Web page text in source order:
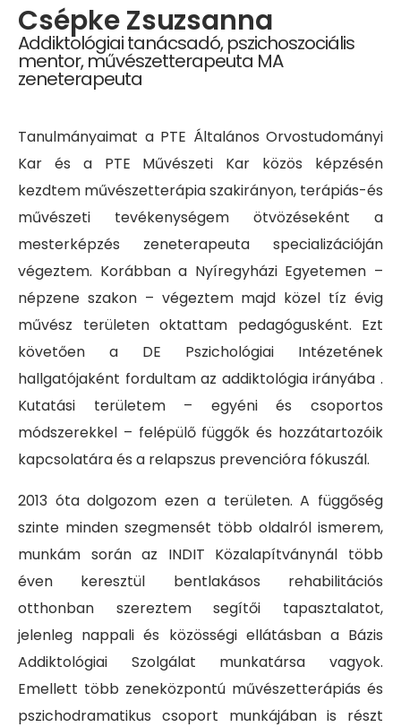
Csépke Zsuzsanna
Addiktológiai tanácsadó, pszichoszociális
mentor, művészetterapeuta MA
zeneterapeuta
Tanulmányaimat a PTE Általános Orvostudományi
Kar és a PTE Művészeti Kar közös képzésén
kezdtem művészetterápia szakirányon, terápiás-és
művészeti tevékenységem ötvözéseként a
mesterképzés zeneterapeuta specializációján
végeztem. Korábban a Nyíregyházi Egyetemen –
népzene szakon – végeztem majd közel tíz évig
művész területen oktattam pedagógusként. Ezt
követően a DE Pszichológiai Intézetének
hallgatójaként fordultam az addiktológia irányába .
Kutatási területem – egyéni és csoportos
módszerekkel – felépülő függők és hozzátartozóik
kapcsolatára és a relapszus prevencióra fókuszál.
2013 óta dolgozom ezen a területen. A függőség
szinte minden szegmensét több oldalról ismerem,
munkám során az INDIT Közalapítványnál több
éven keresztül bentlakásos rehabilitációs
otthonban szereztem segítői tapasztalatot,
jelenleg nappali és közösségi ellátásban a Bázis
Addiktológiai Szolgálat munkatársa vagyok.
Emellett több zeneközpontú művészetterápiás és
pszichodramatikus csoport munkájában is részt